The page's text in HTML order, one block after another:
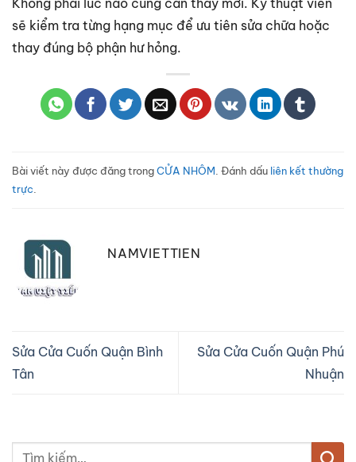
sẽ kiểm tra từng hạng mục để ưu tiên sửa chữa hoặc
thay đúng bộ phận hư hỏng.
Bài viết này được đăng trongCỬA NHÔM . Đánh dấu liên kết thường
trực
NAMVIETTIEN
Sửa Cửa Cuốn Quận Bình
Tân
Sửa Cửa Cuốn Quận Phú
Nhuận